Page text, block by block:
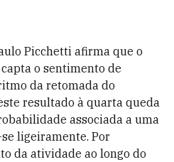
Picchetti afirma que o
o sentimento de
da retomada do
resultado à quarta queda
associada a uma
ligeiramente. Por
da atividade ao longo do